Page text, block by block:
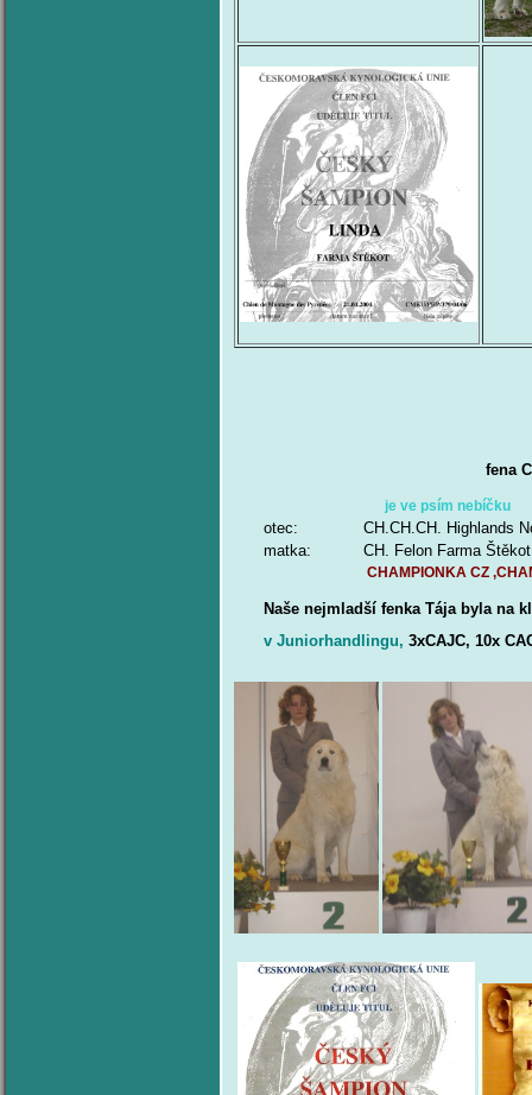
fena
je ve psím nebíčku
otec:
CH.CH.CH. Highlands
matka:
CH. Felon Farma Štěkot
CHAMPIONKA CZ
Naše nejmladší fenka Tája byla na
v Juniorhandlingu,3xCAJC, 10x